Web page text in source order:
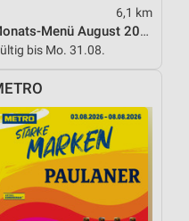
6,1 km
Monats-Menü August 2026
bis Mo. 31.08.
oder
Angebote
Auswahl von